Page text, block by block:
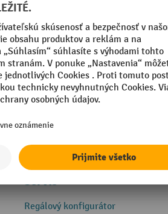
Servis
Regálový konfigurátor